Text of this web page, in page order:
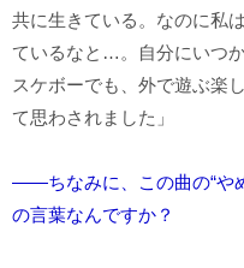
共に生きている。なのに私
ているなと…。自分にいつ
スケボーでも、外で遊ぶ楽
て思わされました」
――ちなみに、この曲の“や
の言葉なんですか？